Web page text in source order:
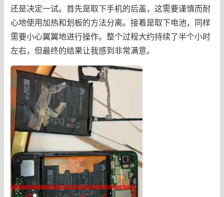
还是决定一试。首先是取下手机的后盖，这需要谨慎而耐
心地使用加热和划板的方法分离。接着是取下电池，同样
需要小心翼翼地进行操作。整个过程大约持续了半个小时
左右，但最终的结果让我感到非常满意。